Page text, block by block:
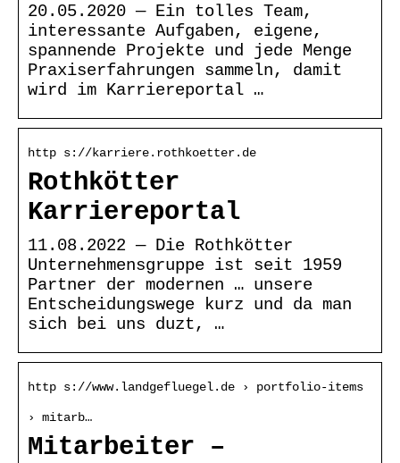
20.05.2020 — Ein tolles Team,
interessante Aufgaben, eigene,
spannende Projekte und jede Menge
Praxiserfahrungen sammeln, damit
wird im Karriereportal …
http s://karriere.rothkoetter.de
Rothkötter
Karriereportal
11.08.2022 — Die Rothkötter
Unternehmensgruppe ist seit 1959
Partner der modernen … unsere
Entscheidungswege kurz und da man
sich bei uns duzt, …
http s://www.landgefluegel.de › portfolio-items
› mitarb…
Mitarbeiter –